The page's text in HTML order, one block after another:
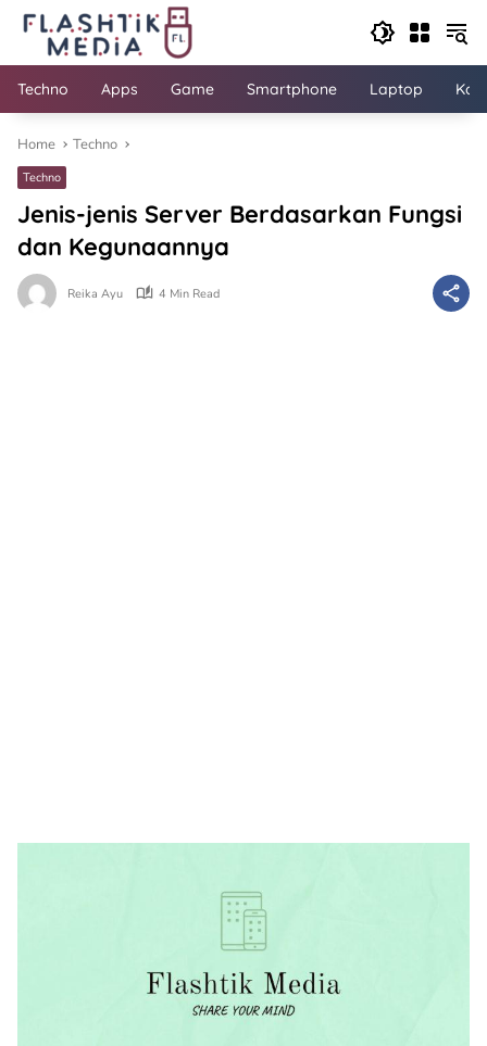
Skip
content
Techno Apps Game Smartphone Laptop
Home Techno
Techno
Jenis-jenis Server Berdasarkan Fungsi
dan Kegunaannya
Reika Ayu 4 Min Read